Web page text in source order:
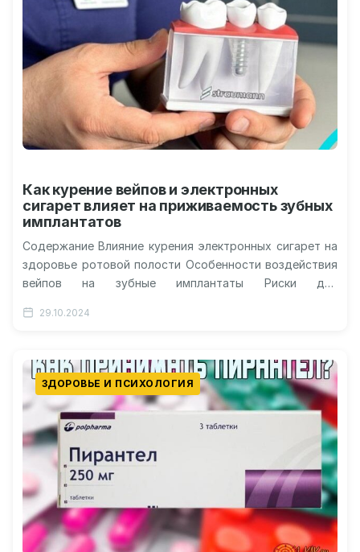
Как курение вейпов и электронных
сигарет влияет на приживаемость зубных
имплантатов
Содержание Влияние курения электронных сигарет на
здоровье ротовой полости Особенности воздействия
вейпов на зубные имплантаты Риски для
электронных сигарет Рекомендации по…
29.10.2024
ЗДОРОВЬЕ И ПСИХОЛОГИЯ